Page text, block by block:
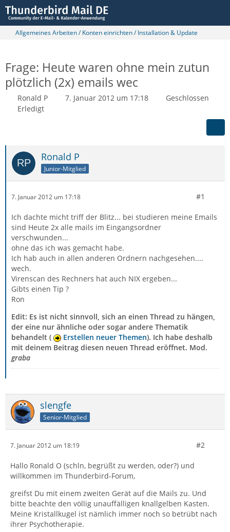
Allgemeines Arbeiten / Konten einrichten / Installation & Update
Frage: Heute waren ohne mein zutun
plötzlich (2x) emails wec
Ronald P 7. Januar 2012 um 17:18
Geschlossen
Erledigt
Ronald P
Junior-Mitglied
7. Januar 2012 um 17:18 #1
Ich dachte micht triff der Blitz... bei studieren meine Emails
sind Heute 2x alle mails im Eingangsordner
verschwunden...
ohne das ich was gemacht habe.
Ich hab auch in allen anderen Ordnern nachgesehen....
wech.
Virenscan des Rechners hat auch NIX ergeben...
Gibts einen Tip ?
Ron
Edit: Es ist nicht sinnvoll, sich an einen Thread zu hängen,
der eine nur ähnliche oder sogar andere Thematik
behandelt (
Erstellen neuer Themen). Ich habe deshalb
mit deinem Beitrag diesen neuen Thread eröffnet. Mod.
graba
slengfe
Senior-Mitglied
7. Januar 2012 um 18:19 #2
Hallo Ronald O (schln, begrüßt zu werden, oder?) und
willkommen im Thunderbird-Forum,
greifst Du mit einem zweiten Gerät auf die Mails zu. Und
bitte beachte den völlig unauffälligen knallgelben Kasten.
Meine Kristallkugel ist nämlich immer noch so betrübt nach
ihrer Psychotherapie.